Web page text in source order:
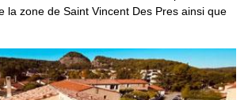
la zone de Saint Vincent Des Pres ainsi que